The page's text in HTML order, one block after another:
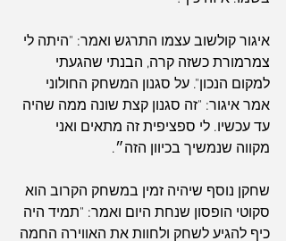
איגור קולשוב עצמו התרגש ואמר: "היתה לי
צמרמורת כשזה קרה, הבנתי שהגעתי
למקום הנכון". על סגנון המשחק החולוני
אמר איגור: "זה סגנון קצת שונה ממה שהיה
עד עכשיו. לי ספציפית זה מתאים ואני
מקווה שנמשיך בכיוון הזה״.
שחקן נוסף שיהיה זמין במשחק הקרוב הוא
סקוטי הופסון שנחת היום ואמר: "תמיד היה
כיף להגיע לשחק ולחוות את האווירה החמה